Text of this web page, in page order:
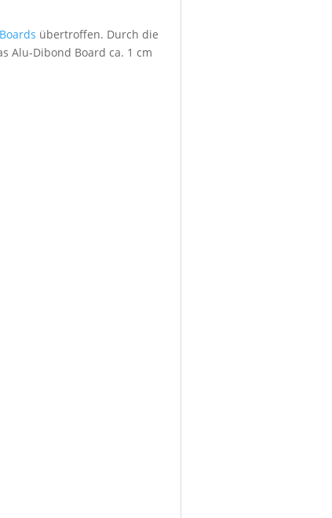
übertroffen. Durch die
Alu-Dibond Board ca. 1 cm